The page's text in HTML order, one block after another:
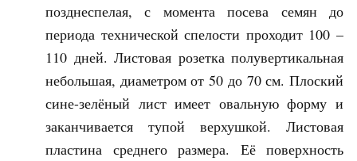
позднеспелая, с момента посева семян до
периода технической спелости проходит 100 –
110 дней. Листовая розетка полувертикальная
небольшая, диаметром от 50 до 70 см. Плоский
сине-зелёный лист имеет овальную форму и
заканчивается тупой верхушкой. Листовая
пластина среднего размера. Её поверхность